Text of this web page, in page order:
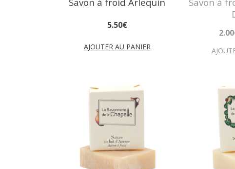
5.50€
AJOUTER AU PANIER
2.00